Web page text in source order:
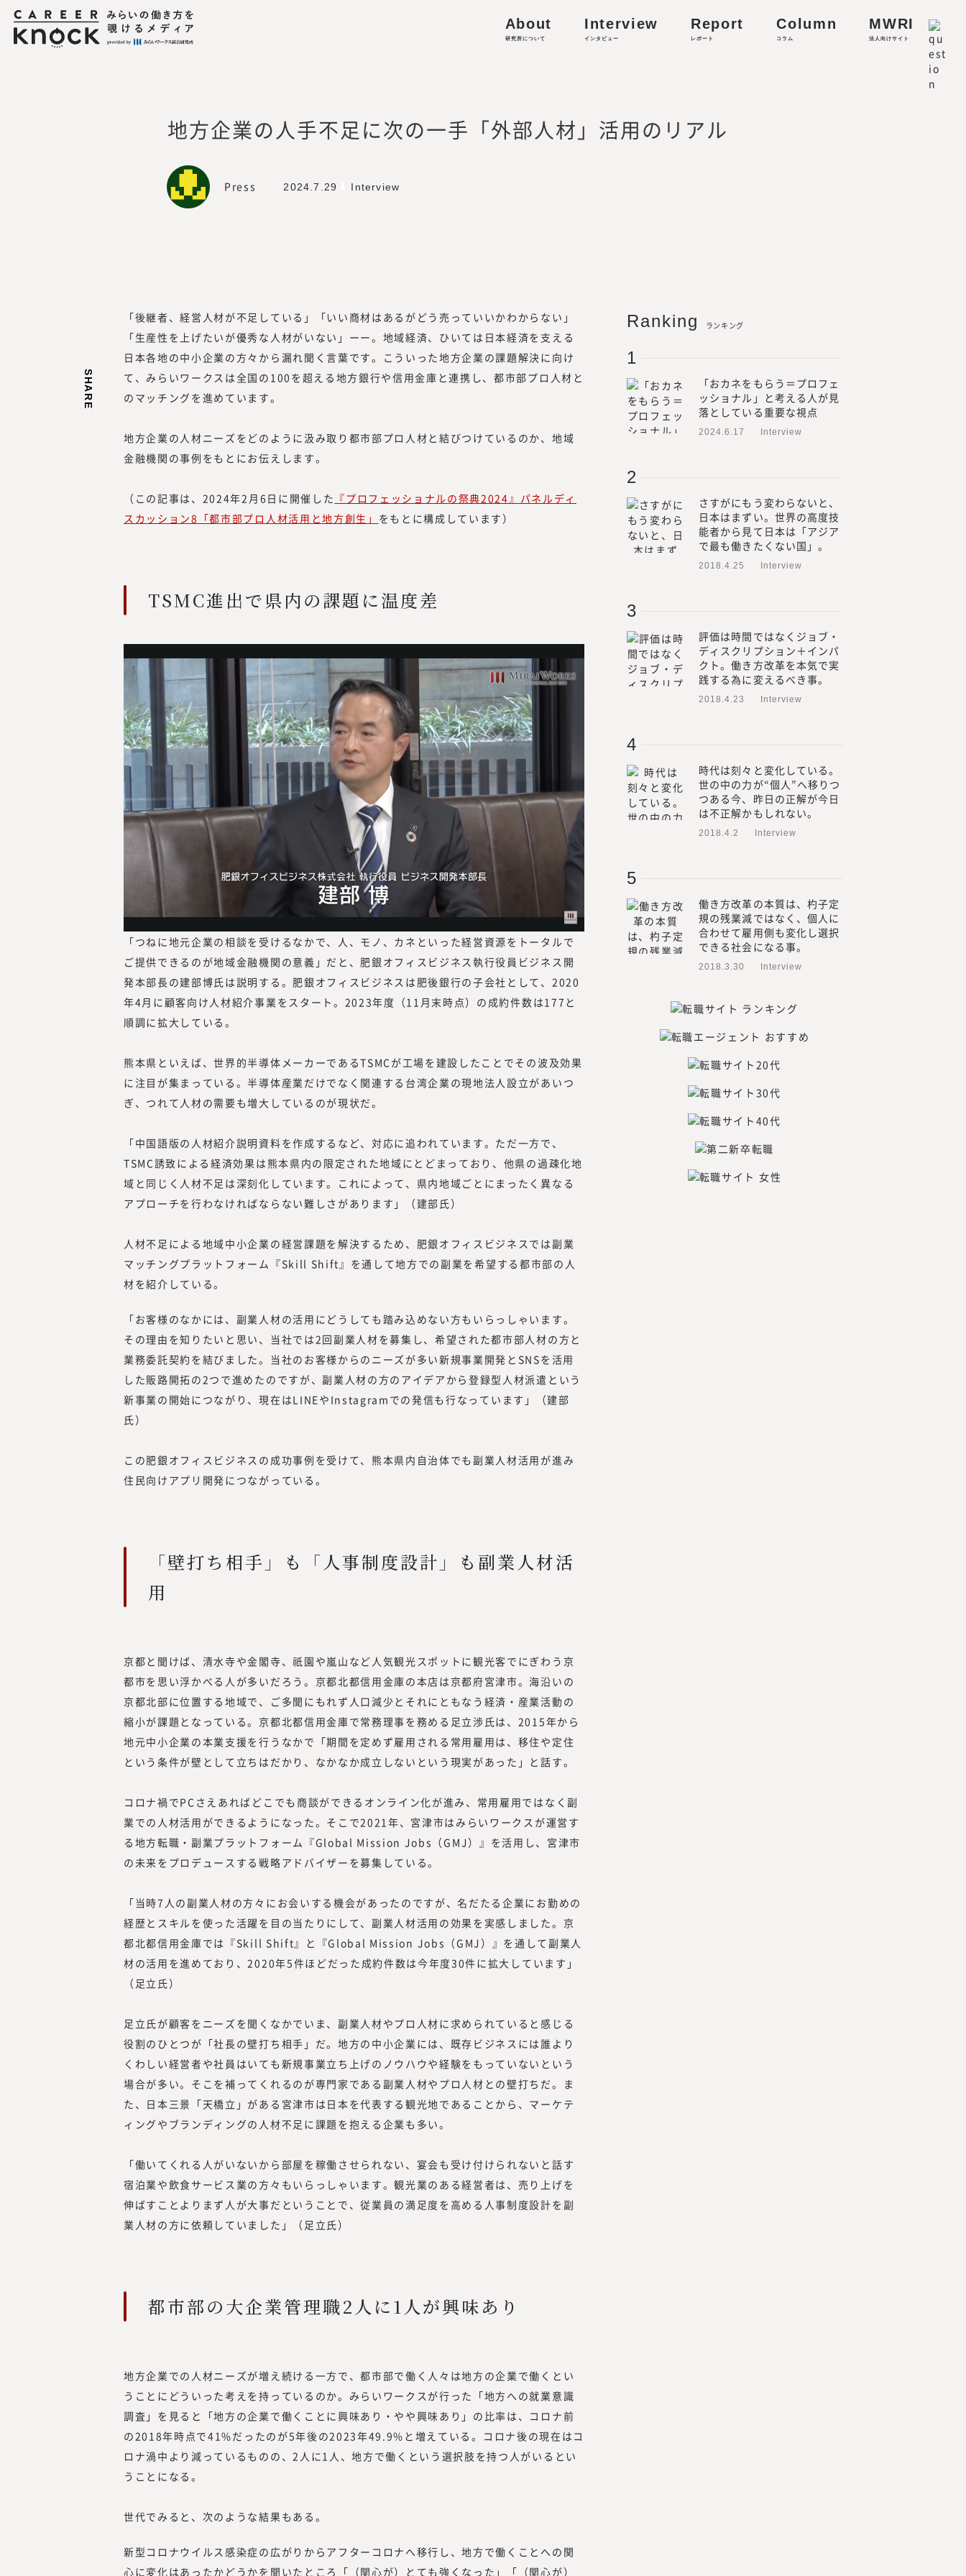
About
研究所について
Interview
インタビュー
Report
レポート
Column
コラム
MWRI
法人向けサイト
所在地：
活動内容： プロフェッショナル人材の働き方・キャリア形成に関する研究
連絡先：
mirai_inst@mirai-works.co.jp
所長メッセージ
みらいワークス総合研究所 所長
岡本 祥治
経て、47都道府県を旅する過程で「日本
を元気にしたいという思いが強くなり、
（現・東証グロース）上場を果たす。
『みらいワークス総合研究所』を運営する株式会社みらいワークス
は、「日本のみらいの為に挑戦する人を増やす」をミッション、
「プロフェッショナル人材が挑戦するエコシステムを創造する」を
ビジョンに掲げ、人生100年時代に、プロフェッショナル人材が、
「独立、起業、副業、正社員」といった働き方や働く場所、働く目
的に縛られない挑戦の機会提供とその挑戦の支援を行うための事業
2022年7月に、プロフェッショナル人材の働き方やキャリアに関す
る調査・研究機関『みらいワークス総合研究所』を立ち上げ、メデ
ィア『CAREER Knock 』にて、プロフェッショナル人材の働き方や
キャリア形成についての情報を提供してきました。
同時に、フリーランスや副業といった外部プロフェッショナル人材
を活用する企業についての調査・研究も行い、情報を提供していく
中で、企業の経営者や人事部、事業部の方より「これらのノウハウ
や事例をもっと知りたい」といった声を多くいただく機会が増えま
した。
また、昨今、オープンイノベーションやリスキリングに関するお問
い合わせや引き合いも増えていることから、このたび、『みらいワ
ークス総合研究所』にて、外部人材活用や新規事業、人的資本経営
／リスキリング、サステナビリティに関する調査・研究、情報を提
供していく事としました。
現在、みらいワークスに登録いただいているプロフェッショナル人
材は8万名を越えました。国内最大級のプロフェッショナル人材のた
めのプラットフォームとして、多くのプロフェッショナル人材の働
き方や、企業でのプロフェッショナル人材の採用・活用を見てきた
知見をもって、フラットな目線で「本当に必要とされる情報」を提
供していきたいと思っております。
「本当に必要とされる情報」を提供するためには、われわれが欲し
い情報を提供するのではなく、読者の目線で調査・研究をした情報
を提供する必要があります。
読者は、新しい働き方を実践したり、新規事業、人的資本経営／リ
スキリング、サステナビリティ等、かつてないものを創る「挑戦
つまり、読者の目線で活動するには、みらいワークス総合研究所に
携わる編集者、記者、執筆者、われわれ自身も「挑戦者」である必
容、集める情報、発信する情報と、10年先、20年先を見据えた、読
者のために役立つ情報を発信していきたいと考えています。
地方企業の人手不足に次の一手「外部人材」活用のリアル
Press 2024.7.29 Interview
SHARE
「後継者、経営人材が不足している」「いい商材はあるがどう売っていいかわからない」
「生産性を上げたいが優秀な人材がいない」ーー。地域経済、ひいては日本経済を支える
日本各地の中小企業の方々から漏れ聞く言葉です。こういった地方企業の課題解決に向け
て、みらいワークスは全国の100を超える地方銀行や信用金庫と連携し、都市部プロ人材と
のマッチングを進めています。
地方企業の人材ニーズをどのように汲み取り都市部プロ人材と結びつけているのか、地域
金融機関の事例をもとにお伝えします。
（この記事は、2024年2月6日に開催した 『プロフェッショナルの祭典2024』パネルディ
スカッション8「都市部プロ人材活用と地方創生」 をもとに構成しています）
TSMC進出で県内の課題に温度差
「つねに地元企業の相談を受けるなかで、人、モノ、カネといった経営資源をトータルで
ご提供できるのが地域金融機関の意義」だと、肥銀オフィスビジネス執行役員ビジネス開
発本部長の建部博氏は説明する。肥銀オフィスビジネスは肥後銀行の子会社として、2020
年4月に顧客向け人材紹介事業をスタート。2023年度（11月末時点）の成約件数は177と
順調に拡大している。
熊本県といえば、世界的半導体メーカーであるTSMCが工場を建設したことでその波及効果
に注目が集まっている。半導体産業だけでなく関連する台湾企業の現地法人設立があいつ
ぎ、つれて人材の需要も増大しているのが現状だ。
「中国語版の人材紹介説明資料を作成するなど、対応に追われています。ただ一方で、
TSMC誘致による経済効果は熊本県内の限定された地域にとどまっており、他県の過疎化地
域と同じく人材不足は深刻化しています。これによって、県内地域ごとにまったく異なる
アプローチを行わなければならない難しさがあります」（建部氏）
人材不足による地域中小企業の経営課題を解決するため、肥銀オフィスビジネスでは副業
マッチングプラットフォーム『Skill Shift』を通して地方での副業を希望する都市部の人
材を紹介している。
「お客様のなかには、副業人材の活用にどうしても踏み込めない方もいらっしゃいます。
その理由を知りたいと思い、当社では2回副業人材を募集し、希望された都市部人材の方と
業務委託契約を結びました。当社のお客様からのニーズが多い新規事業開発とSNSを活用
した販路開拓の2つで進めたのですが、副業人材の方のアイデアから登録型人材派遣という
新事業の開始につながり、現在はLINEやInstagramでの発信も行なっています」（建部
氏）
この肥銀オフィスビジネスの成功事例を受けて、熊本県内自治体でも副業人材活用が進み
住民向けアプリ開発につながっている。
「壁打ち相手」も「人事制度設計」も副業人材活
用
京都と聞けば、清水寺や金閣寺、祇園や嵐山など人気観光スポットに観光客でにぎわう京
都市を思い浮かべる人が多いだろう。京都北都信用金庫の本店は京都府宮津市。海沿いの
京都北部に位置する地域で、ご多聞にもれず人口減少とそれにともなう経済・産業活動の
縮小が課題となっている。京都北都信用金庫で常務理事を務める足立渉氏は、2015年から
地元中小企業の本業支援を行うなかで「期間を定めず雇用される常用雇用は、移住や定住
という条件が壁として立ちはだかり、なかなか成立しないという現実があった」と話す。
コロナ禍でPCさえあればどこでも商談ができるオンライン化が進み、常用雇用ではなく副
業での人材活用ができるようになった。そこで2021年、宮津市はみらいワークスが運営す
る地方転職・副業プラットフォーム『Global Mission Jobs（GMJ）』を活用し、宮津市
の未来をプロデュースする戦略アドバイザーを募集している。
「当時7人の副業人材の方々にお会いする機会があったのですが、名だたる企業にお勤めの
経歴とスキルを使った活躍を目の当たりにして、副業人材活用の効果を実感しました。京
都北都信用金庫では『Skill Shift』と『Global Mission Jobs（GMJ）』を通して副業人
材の活用を進めており、2020年5件ほどだった成約件数は今年度30件に拡大しています」
（足立氏）
足立氏が顧客をニーズを聞くなかでいま、副業人材やプロ人材に求められていると感じる
役割のひとつが「社長の壁打ち相手」だ。地方の中小企業には、既存ビジネスには誰より
くわしい経営者や社員はいても新規事業立ち上げのノウハウや経験をもっていないという
場合が多い。そこを補ってくれるのが専門家である副業人材やプロ人材との壁打ちだ。ま
た、日本三景「天橋立」がある宮津市は日本を代表する観光地であることから、マーケテ
ィングやブランディングの人材不足に課題を抱える企業も多い。
「働いてくれる人がいないから部屋を稼働させられない、宴会も受け付けられないと話す
宿泊業や飲食サービス業の方々もいらっしゃいます。観光業のある経営者は、売り上げを
伸ばすことよりまず人が大事だということで、従業員の満足度を高める人事制度設計を副
業人材の方に依頼していました」（足立氏）
都市部の大企業管理職2人に1人が興味あり
地方企業での人材ニーズが増え続ける一方で、都市部で働く人々は地方の企業で働くとい
うことにどういった考えを持っているのか。みらいワークスが行った「地方への就業意識
調査」を見ると「地方の企業で働くことに興味あり・やや興味あり」の比率は、コロナ前
の2018年時点で41%だったのが5年後の2023年49.9%と増えている。コロナ後の現在はコ
ロナ渦中より減っているものの、2人に1人、地方で働くという選択肢を持つ人がいるとい
うことになる。
世代でみると、次のような結果もある。
新型コロナウイルス感染症の広がりからアフターコロナへ移行し、地方で働くことへの関
心に変化はあったかどうかを聞いたところ「（関心が）とても強くなった」「（関心が）
Ranking ランキング
「おカネをもらう＝プロフェ
ッショナル」と考える人が見
落としている重要な視点
2024.6.17 Interview
さすがにもう変わらないと、
日本はまずい。世界の高度技
能者から見て日本は「アジア
で最も働きたくない国」。
2018.4.25 Interview
評価は時間ではなくジョブ・
ディスクリプション＋インパ
クト。働き方改革を本気で実
践する為に変えるべき事。
2018.4.23 Interview
時代は刻々と変化している。
世の中の力が“個人”へ移りつ
つある今、昨日の正解が今日
は不正解かもしれない。
2018.4.2 Interview
働き方改革の本質は、杓子定
規の残業減ではなく、個人に
合わせて雇用側も変化し選択
できる社会になる事。
2018.3.30 Interview